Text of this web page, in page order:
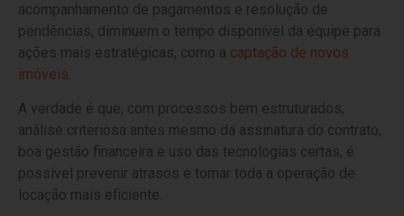
acompanhamento de pagamentos e resolução de
pendências, diminuem o tempo disponível da equipe para
ações mais estratégicas, como a captação de novos
imóveis.
A verdade é que, com processos bem estruturados,
análise criteriosa antes mesmo da assinatura do contrato,
boa gestão financeira e uso das tecnologias certas, é
possível prevenir atrasos e tornar toda a operação de
locação mais eficiente.